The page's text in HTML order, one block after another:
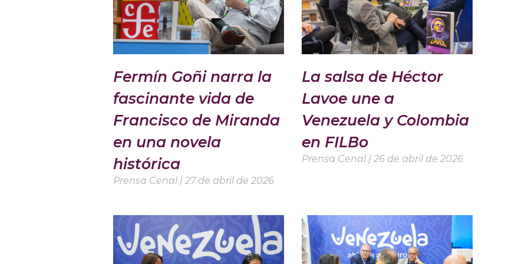
Fermín Goñi narra la
fascinante vida de
Francisco de Miranda
en una novela
histórica
Prensa Cenal 27 de abril de 2026
La salsa de Héctor
Lavoe une a
Venezuela y Colombia
en FILBo
Prensa Cenal 26 de abril de 2026